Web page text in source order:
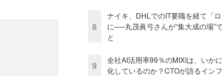
8
ナイキ、DHLでのIT要職を経て「
に──丸茂眞弓さんが“集大成の場”
と
9
全社AI活用率99％のMIXIは、いか
化しているのか？CTOが語るイン